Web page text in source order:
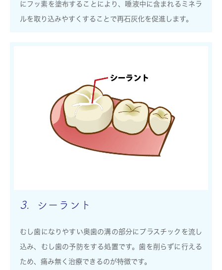
にフッ素を塗布することにより、唾液中に含まれるミネラ
ルを取り込みやすくすることで再石灰化を促進します。
3. シーラント
むし歯になりやすい奥歯の溝の部分にプラスチックを流し
込み、むし歯の予防をする処置です。歯を削らずに行える
ため、痛み無く治療できるのが特徴です。